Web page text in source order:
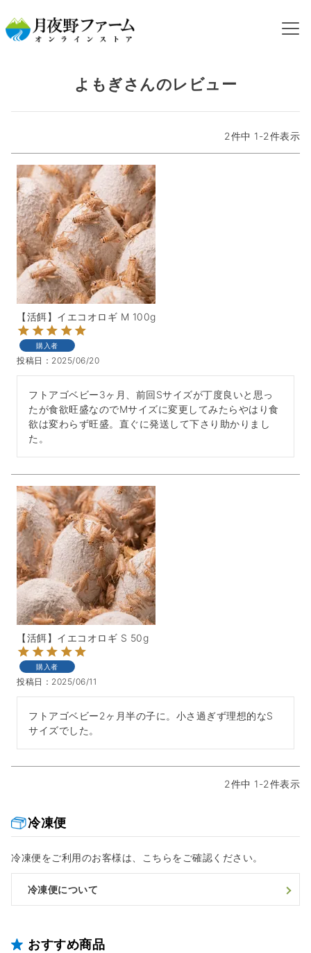
冷凍便
冷凍便をご利用のお客様は、こちらをご確認ください。
冷凍便について
おすすめ商品
よもぎさんのレビュー
2件中 1-2件表示
【活餌】イエコオロギ M 100g
購入者
投稿日 2025/06/20
フトアゴベビー3ヶ月、前回Sサイズが丁度良いと思っ
たが食欲旺盛なのでMサイズに変更してみたらやはり食
欲は変わらず旺盛。直ぐに発送して下さり助かりまし
た。
【活餌】イエコオロギ S 50g
購入者
投稿日 2025/06/11
フトアゴベビー2ヶ月半の子に。小さ過ぎず理想的なS
サイズでした。
2件中 1-2件表示